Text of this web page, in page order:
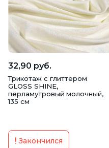
32,90 руб.
Трикотаж с глиттером
GLOSS SHINE,
перламутровый молочный,
135 см
Закончился